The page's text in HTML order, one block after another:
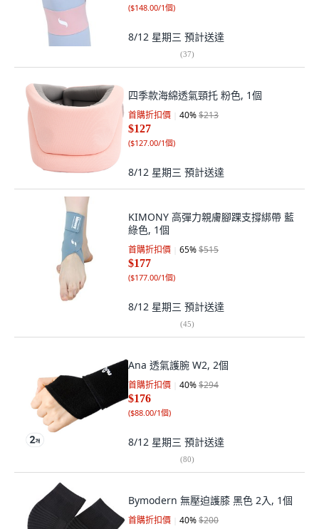
($148.00/1個)
8/12 星期三 預計送達
(37)
四季款海綿透氣頸托 粉色, 1個
首購折扣價 40%$213
$127
($127.00/1個)
8/12 星期三 預計送達
KIMONY 高彈力親膚腳踝支撐綁帶 藍
綠色, 1個
首購折扣價 65%$515
$177
($177.00/1個)
8/12 星期三 預計送達
(45)
Ana 透氣護腕 W2, 2個
首購折扣價 40%$294
$176
($88.00/1個)
8/12 星期三 預計送達
(80)
Bymodern 無壓迫護膝 黑色 2入, 1個
首購折扣價 40%$200